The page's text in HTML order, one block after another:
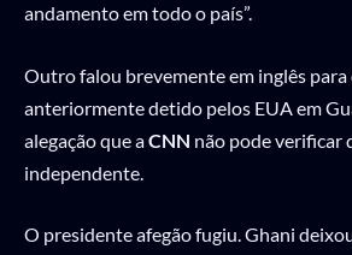
andamento em todo o país”.
Outro falou brevemente em inglês para
anteriormente detido pelos EUA em
alegação que aCNN não pode verificar
independente.
O presidente afegão fugiu. Ghani